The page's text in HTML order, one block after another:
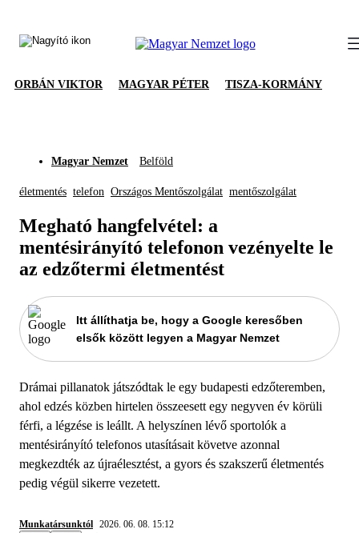
ORBÁN VIKTOR MAGYAR PÉTER TISZA-KORMÁNY
Magyar Nemzet Belföld
életmentés telefon Országos Mentőszolgálat mentőszolgálat
Megható hangfelvétel: a
mentésirányító telefonon vezényelte le
az edzőtermi életmentést
Itt állíthatja be, hogy a Google keresőben
elsők között legyen a Magyar Nemzet
Drámai pillanatok játszódtak le egy budapesti edzőteremben,
ahol edzés közben hirtelen összeesett egy negyven év körüli
férfi, a légzése is leállt. A helyszínen lévő sportolók a
mentésirányító telefonos utasításait követve azonnal
megkezdték az újraélesztést, a gyors és szakszerű életmentés
pedig végül sikerre vezetett.
Munkatársunktól 2026. 06. 08. 15:12